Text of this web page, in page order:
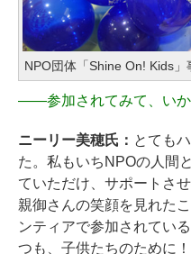
NPO団体「Shine On! Kids
――参加されてみて、い
ニーリー美穂氏： とても
た。私もいちNPOの人間
ていただけ、サポートさ
親御さんの笑顔を見れた
ンティアで参加されてい
つも、子供たちのために